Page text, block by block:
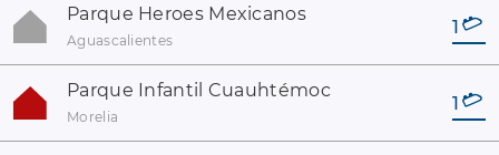
Parque Heroes Mexicanos
Aguascalientes
1
Parque Infantil Cuauhtémoc
Morelia
1